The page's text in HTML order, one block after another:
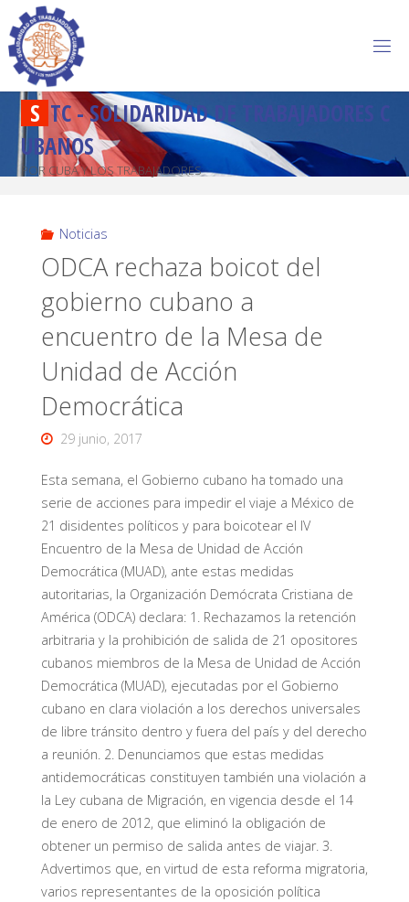
S TC-SOLIDARIDADD R A BAJADORES C
U BANOS
POR CUBA Y LOS TRABAJADORES
Noticias
ODCA rechaza boicot del
gobierno cubano a
encuentro de la Mesa de
Unidad de Acción
Democrática
29 junio, 2017
Esta semana, el Gobierno cubano ha tomado una
serie de acciones para impedir el viaje a México de
21 disidentes políticos y para boicotear el IV
Encuentro de la Mesa de Unidad de Acción
Democrática (MUAD), ante estas medidas
autoritarias, la Organización Demócrata Cristiana de
América (ODCA) declara: 1. Rechazamos la retención
arbitraria y la prohibición de salida de 21 opositores
cubanos miembros de la Mesa de Unidad de Acción
Democrática (MUAD), ejecutadas por el Gobierno
cubano en clara violación a los derechos universales
de libre tránsito dentro y fuera del país y del derecho
a reunión. 2. Denunciamos que estas medidas
antidemocráticas constituyen también una violación a
la Ley cubana de Migración, en vigencia desde el 14
de enero de 2012, que eliminó la obligación de
obtener un permiso de salida antes de viajar. 3.
Advertimos que, en virtud de esta reforma migratoria,
varios representantes de la oposición política